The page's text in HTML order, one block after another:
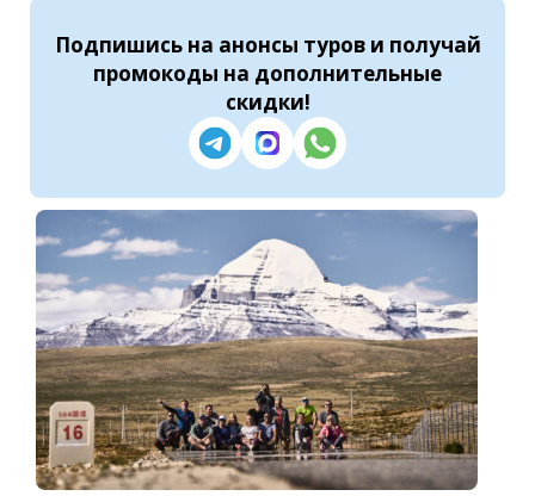
Подпишисьна анонсы туров и получай
промокоды на дополнительные
скидки!